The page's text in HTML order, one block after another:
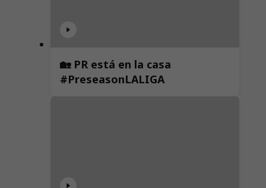
🏡 PR está en la casa
#PreseasonLALIGA